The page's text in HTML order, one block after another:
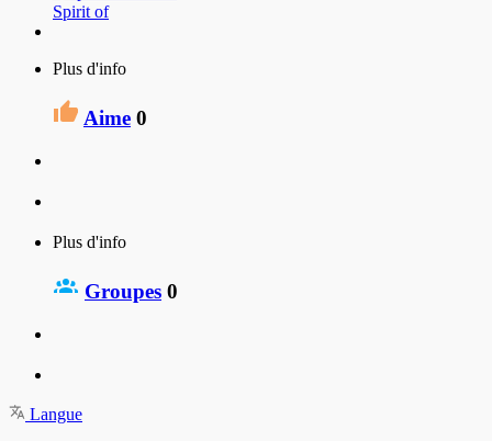
Spirit of
Plus d'info
Aime 0
Plus d'info
Groupes 0
Langue